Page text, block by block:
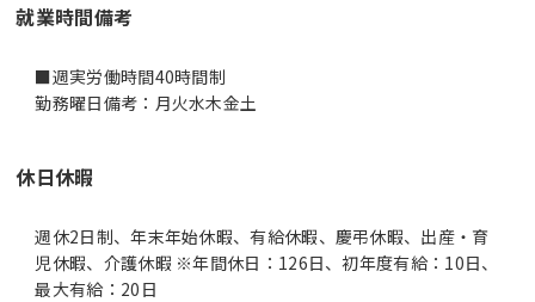
就業時間備考
■週実労働時間40時間制
休日休暇
週休2日制、年末年始休暇、有給休暇、慶弔休暇、出産・育
児休暇、介護休暇 ※年間休日：126日、初年度有給：10日、
最大有給：20日